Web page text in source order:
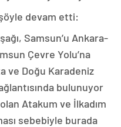
devam etti:
Samsun’u Ankara-
Çevre Yolu’na
ve Doğu Karadeniz
bulunuyor
Atakum ve İlkadım
sebebiyle burada